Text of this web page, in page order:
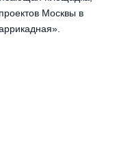
Москвы в